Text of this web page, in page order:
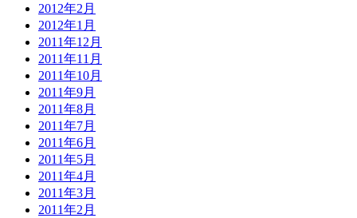
2012年2月
2012年1月
2011年12月
2011年11月
2011年10月
2011年9月
2011年8月
2011年7月
2011年6月
2011年5月
2011年4月
2011年3月
2011年2月